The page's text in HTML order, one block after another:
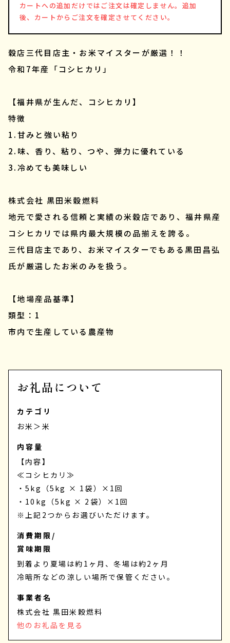
カートへの追加だけではご注文は確定しません。追加
後、カートからご注文を確定させてください。
穀店三代目店主・お米マイスターが厳選！！
令和7年産「コシヒカリ」
【福井県が生んだ、コシヒカリ】
特徴
1.甘みと強い粘り
2.味、香り、粘り、つや、弾力に優れている
3.冷めても美味しい
株式会社 黒田米穀燃料
地元で愛される信頼と実績の米穀店であり、福井県産
コシヒカリでは県内最大規模の品揃えを誇る。
三代目店主であり、お米マイスターでもある黒田昌弘
氏が厳選したお米のみを扱う。
【地場産品基準】
類型：1
市内で生産している農産物
お礼品について
カテゴリ
お米 ＞ 米
内容量
【内容】
≪コシヒカリ≫
・5kg（5kg × 1袋）×1回
・10kg（5kg × 2袋）×1回
※上記2つからお選びいただけます。
消費期限/
賞味期限
到着より夏場は約1ヶ月、冬場は約2ヶ月
冷暗所などの涼しい場所で保管ください。
事業者名
株式会社 黒田米穀燃料
他のお礼品を見る